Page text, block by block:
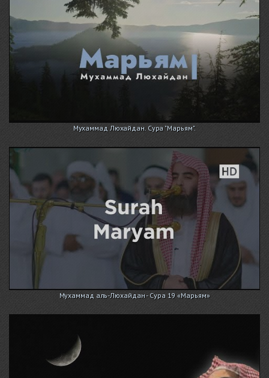
Мухаммад Люхайдан. Сура "Марьям".
Мухаммад аль-Люхайдан - Сура 19 «Марьям»